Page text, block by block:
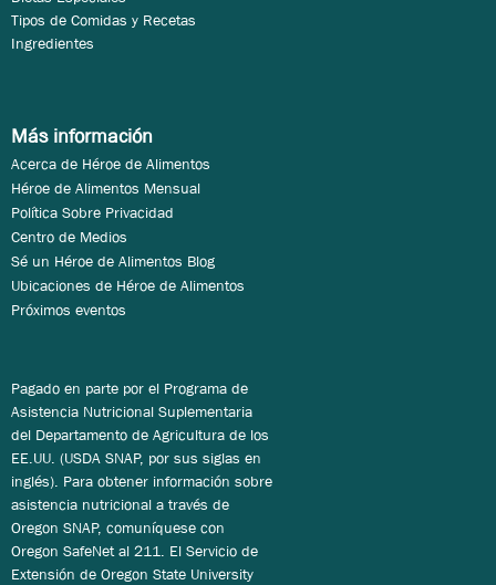
Tipos de Comidas y Recetas
Ingredientes
Más información
Acerca de Héroe de Alimentos
Héroe de Alimentos Mensual
Política Sobre Privacidad
Centro de Medios
Sé un Héroe de Alimentos Blog
Ubicaciones de Héroe de Alimentos
Próximos eventos
Pagado en parte por el Programa de
Asistencia Nutricional Suplementaria
del Departamento de Agricultura de los
EE.UU. (USDA SNAP, por sus siglas en
inglés). Para obtener información sobre
asistencia nutricional a través de
Oregon SNAP, comuníquese con
Oregon SafeNet al 211. El Servicio de
Extensión de Oregon State University